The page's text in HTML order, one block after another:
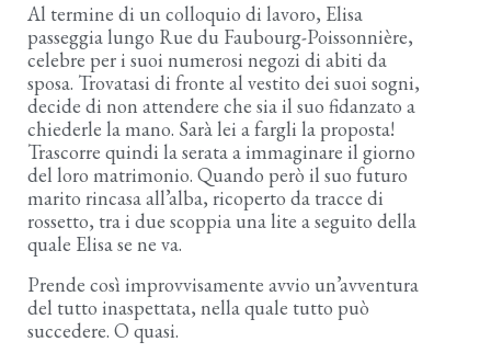
Al termine di un colloquio di lavoro, Elisa
passeggia lungo Rue du Faubourg-Poissonnière,
celebre per i suoi numerosi negozi di abiti da
sposa. Trovatasi di fronte al vestito dei suoi sogni,
decide di non attendere che sia il suo fidanzato a
chiederle la mano. Sarà lei a fargli la proposta!
Trascorre quindi la serata a immaginare il giorno
del loro matrimonio. Quando però il suo futuro
marito rincasa all’alba, ricoperto da tracce di
rossetto, tra i due scoppia una lite a seguito della
quale Elisa se ne va.
Prende così improvvisamente avvio un’avventura
del tutto inaspettata, nella quale tutto può
succedere. O quasi.